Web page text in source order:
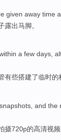
given away time
露出马脚。
a few days,
有些搭建了临时的
snapshots , and the
摄720p的高清视